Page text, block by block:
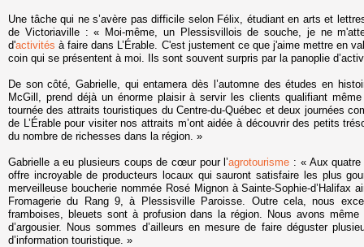
Une tâche qui ne s’avère pas difficile selon Félix, étudiant en arts et
de Victoriaville : « Moi-même, un Plessisvillois de souche, je ne
d'activitésà faire dans L’Érable. C'est justement ce que j'aime mettre en
coin qui se présentent à moi. Ils sont souvent surpris par la panoplie
De son côté, Gabrielle, qui entamera dès l’automne des études en
McGill, prend déjà un énorme plaisir à servir les clients qualifiant
tournée des attraits touristiques du Centre-du-Québec et deux journées
de L’Érable pour visiter nos attraits m’ont aidée à découvrir des petits
du nombre de richesses dans la région. »
Gabrielle a eu plusieurs coups de cœur pour l’agrotourisme : « Aux
offre incroyable de producteurs locaux qui sauront satisfaire les plus
merveilleuse boucherie nommée Rosé Mignon à Sainte-Sophie-d’Halifax
Fromagerie du Rang 9, à Plessisville Paroisse. Outre cela, nous
framboises, bleuets sont à profusion dans la région. Nous avons
d’argousier. Nous sommes d’ailleurs en mesure de faire déguster
d’information touristique. »